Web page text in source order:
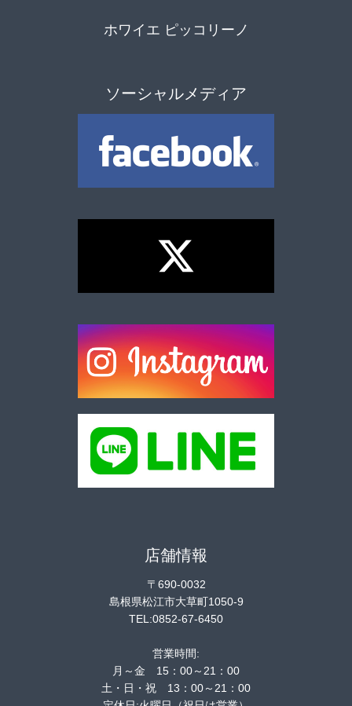
ホワイエ ピッコリーノ
ソーシャルメディア
店舗情報
〒690-0032
島根県松江市大草町1050-9
TEL:0852-67-6450
営業時間:
月～金 15：00～21：00
土・日・祝 13：00～21：00